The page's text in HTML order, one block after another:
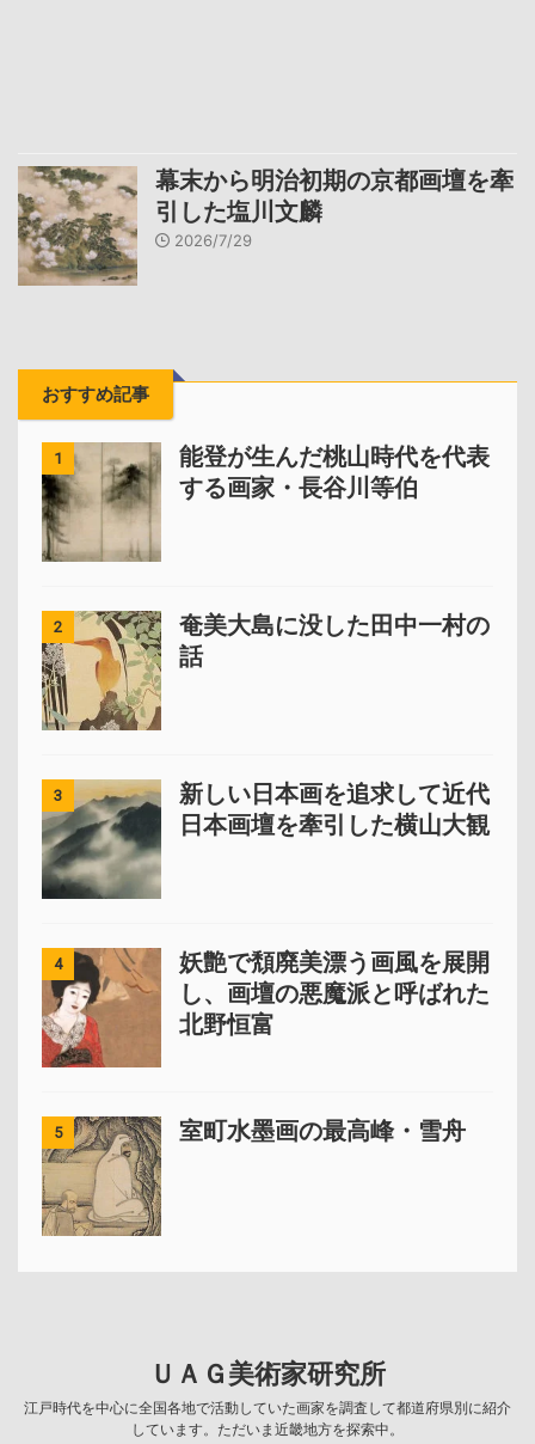
幕末から明治初期の京都画壇を牽
引した塩川文麟
2026/7/29
おすすめ記事
1
能登が生んだ桃山時代を代表
する画家・長谷川等伯
2
奄美大島に没した田中一村の
話
3
新しい日本画を追求して近代
日本画壇を牽引した横山大観
4
妖艶で頽廃美漂う画風を展開
し、画壇の悪魔派と呼ばれた
北野恒富
5 室町水墨画の最高峰・雪舟
ＵＡＧ美術家研究所
江戸時代を中心に全国各地で活動していた画家を調査して都道府県別に紹介
しています。ただいま近畿地方を探索中。